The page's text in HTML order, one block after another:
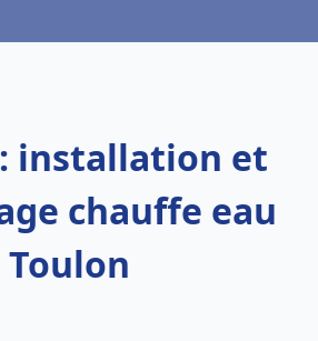
installation et
chauffe eau
Toulon